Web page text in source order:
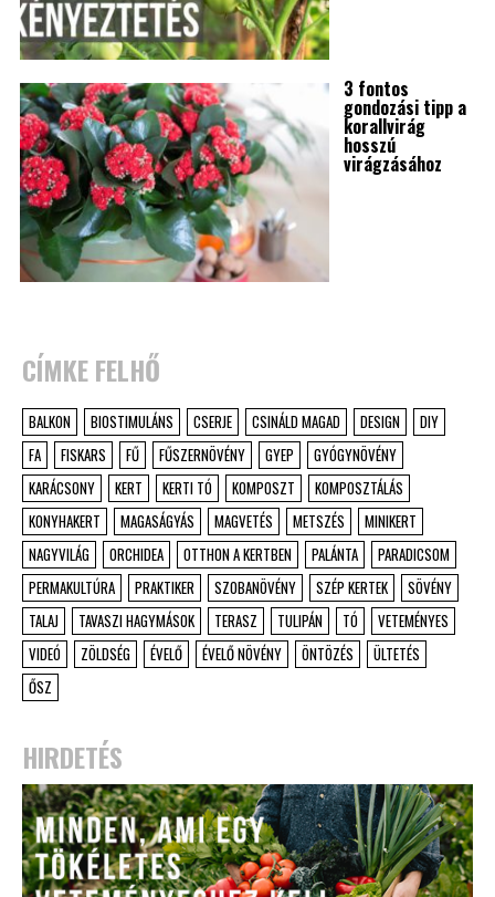
3 fontos
gondozási tipp a
korallvirág
hosszú
virágzásához
CÍMKE FELHŐ
BALKON BIOSTIMULÁNS CSERJE CSINÁLD MAGAD DESIGN
DIY
FA
FISKARS FŰ FŰSZERNÖVÉNY GYEP
GYÓGYNÖVÉNY
KARÁCSONY
KERT KERTI TÓ KOMPOSZT
KOMPOSZTÁLÁS
KONYHAKERT
MAGASÁGYÁS MAGVETÉS METSZÉS
MINIKERT
NAGYVILÁG
ORCHIDEA OTTHON A KERTBEN PALÁNTA
PARADICSOM
PERMAKULTÚRA
PRAKTIKER SZOBANÖVÉNY SZÉP KERTEK
SÖVÉNY
TALAJ
TAVASZI HAGYMÁSOK TERASZ TULIPÁN TÓ
VETEMÉNYES
VIDEÓ
ZÖLDSÉG ÉVELŐ ÉVELŐ NÖVÉNY ÖNTÖZÉS
ÜLTETÉS
ŐSZ
HIRDETÉS